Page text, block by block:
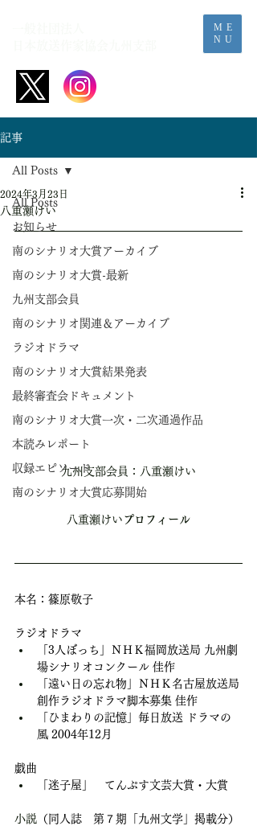
ME
NU
記事
All Posts
お知らせ
南のシナリオ大賞アーカイブ
南のシナリオ大賞-最新
九州支部会員
南のシナリオ関連＆アーカイブ
ラジオドラマ
南のシナリオ大賞結果発表
最終審査会ドキュメント
南のシナリオ大賞一次・二次通過作品
本読みレポート
収録エピソード
南のシナリオ大賞応募開始
All Posts
八重瀬けい
2024年3月23日
九州支部会員：八重瀬けい
八重瀬けい プロフィール
本名：篠原敬子
ラジオドラマ
「3人ぼっち」ＮＨＫ福岡放送局 九州劇
場シナリオコンクール 佳作
「遠い日の忘れ物」ＮＨＫ名古屋放送局
創作ラジオドラマ脚本募集 佳作
「ひまわりの記憶」毎日放送 ドラマの
風 2004年12月
戯曲
「迷子屋」　てんぷす文芸大賞・大賞
小説 （同人誌　第７期「九州文学」掲載分）